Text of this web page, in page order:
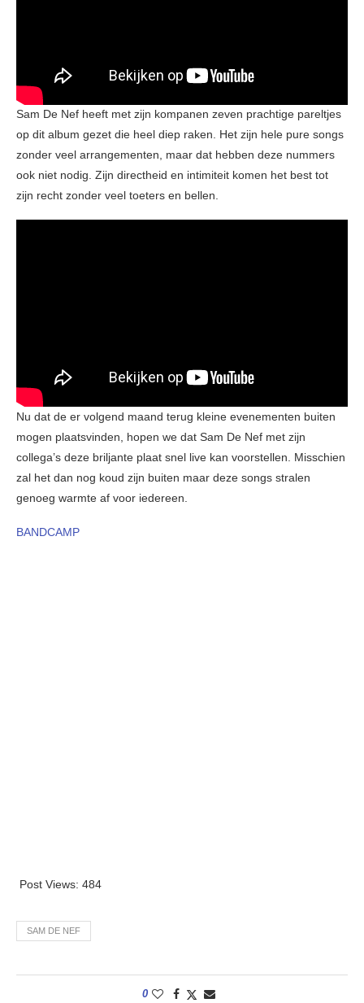
Sam De Nef heeft met zijn kompanen zeven prachtige pareltjes
op dit album gezet die heel diep raken. Het zijn hele pure songs
zonder veel arrangementen, maar dat hebben deze nummers
ook niet nodig. Zijn directheid en intimiteit komen het best tot
zijn recht zonder veel toeters en bellen.
Nu dat de er volgend maand terug kleine evenementen buiten
mogen plaatsvinden, hopen we dat Sam De Nef met zijn
collega’s deze briljante plaat snel live kan voorstellen. Misschien
zal het dan nog koud zijn buiten maar deze songs stralen
genoeg warmte af voor iedereen.
BANDCAMP
Post Views: 484
SAM DE NEF
0